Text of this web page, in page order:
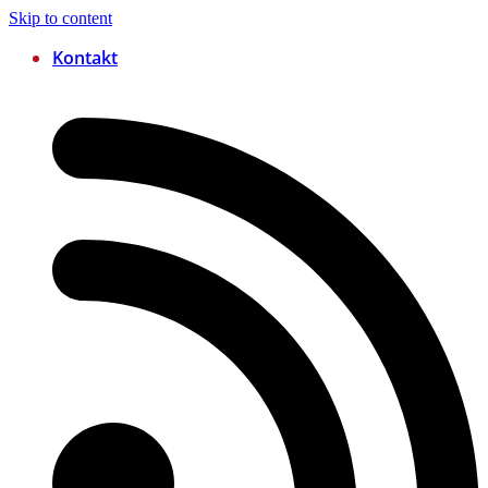
Skip to content
Kontakt